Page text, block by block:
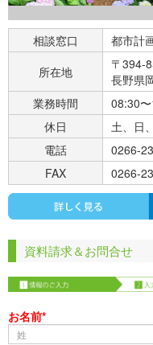
相談窓口
都市計
所在地
〒394-
長野県
業務時間
08:30
休日
土、日
電話
0266-
FAX
0266-
資料請求＆お問合せ
お名前*